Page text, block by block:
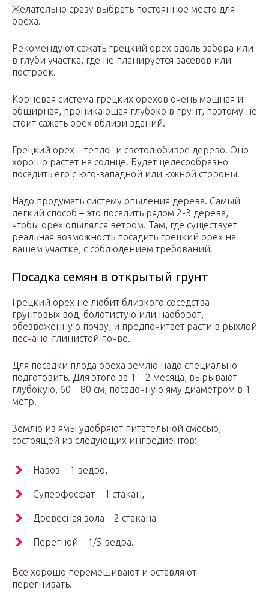
Желательно сразу выбрать постоянное место для
ореха.
Рекомендуют сажать грецкий орех вдоль забора или
в глуби участка, где не планируется засевов или
построек.
Корневая система грецких орехов очень мощная и
обширная, проникающая глубоко в грунт, поэтому не
стоит сажать орех вблизи зданий.
Грецкий орех – тепло- и светолюбивое дерево. Оно
хорошо растет на солнце. Будет целесообразно
посадить его с юго-западной или южной стороны.
Надо продумать систему опыления дерева. Самый
легкий способ – это посадить рядом 2-3 дерева,
чтобы орех опылялся ветром. Там, где существует
реальная возможность посадить грецкий орех на
вашем участке, с соблюдением требований.
Посадка семян в открытый грунт
Грецкий орех не любит близкого соседства
грунтовых вод, болотистую или наоборот,
обезвоженную почву, и предпочитает расти в рыхлой
песчано-глинистой почве.
Для посадки плода ореха землю надо специально
подготовить. Для этого за 1 – 2 месяца, вырывают
глубокую, 60 – 80 см, посадочную яму диаметром в 1
метр.
Землю из ямы удобряют питательной смесью,
состоящей из следующих ингредиентов:
Навоз – 1 ведро,
Суперфосфат – 1 стакан,
Древесная зола – 2 стакана
Перегной – 1/5 ведра.
Всё хорошо перемешивают и оставляют
перегнивать.